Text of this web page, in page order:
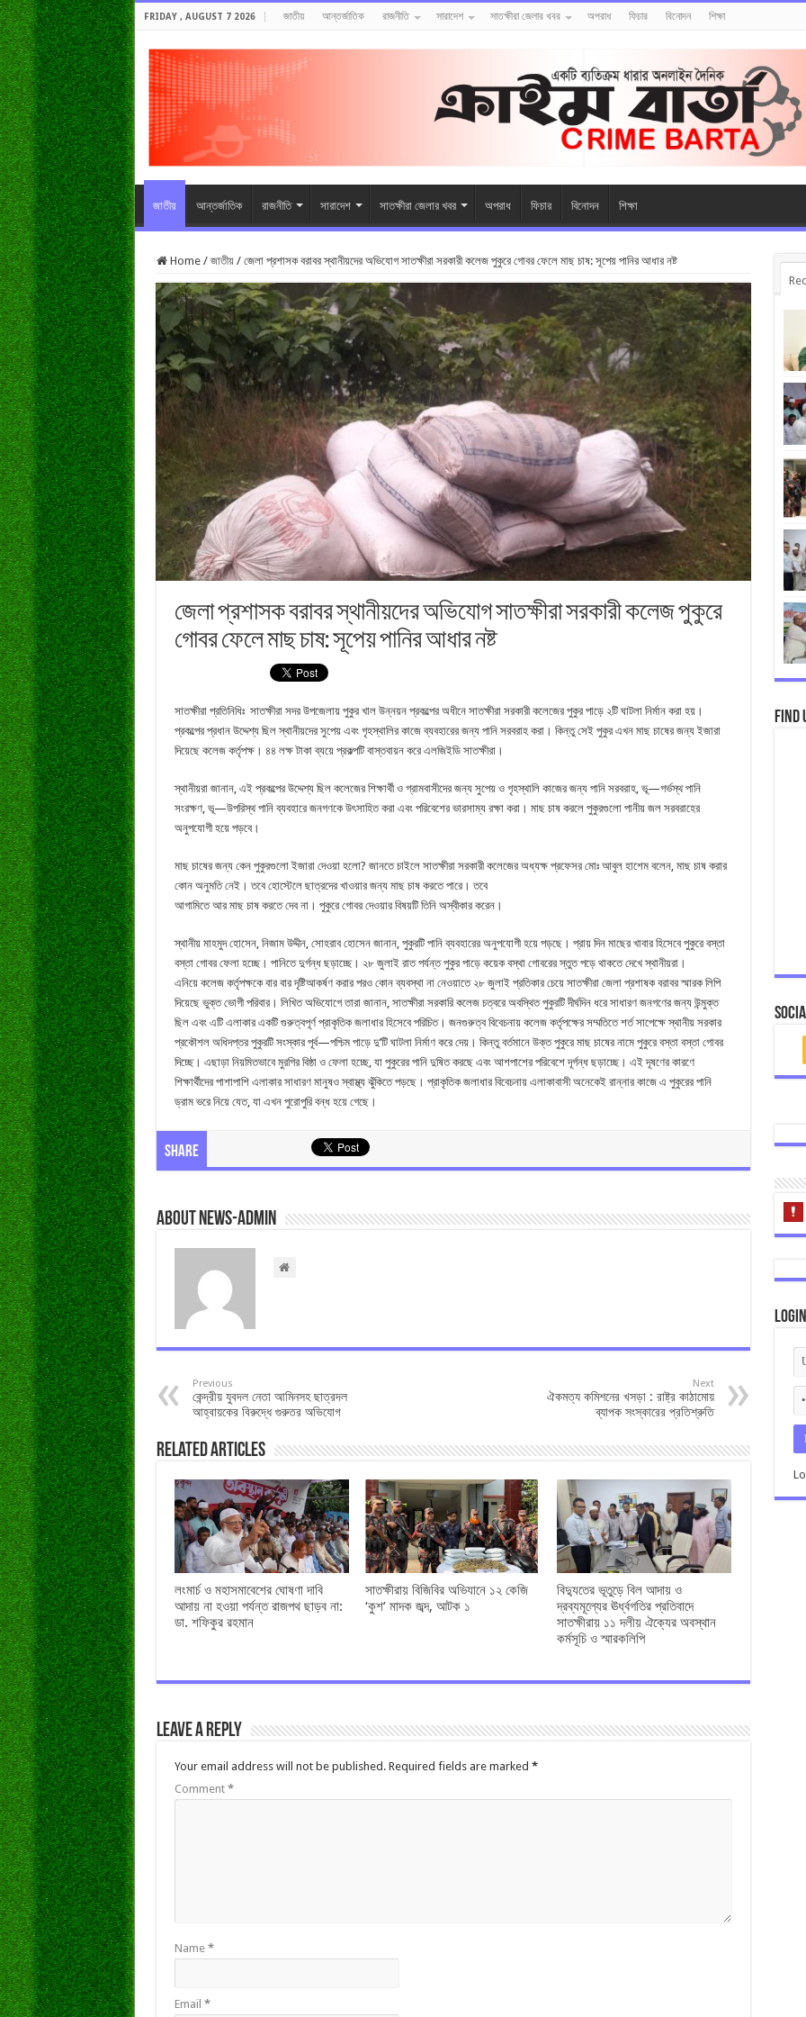
FRIDAY , AUGUST 7 2026 জাতীয় আন্তর্জাতিক রাজনীতি সারাদেশ সাতক্ষীরা জেলার খবর অপরাধ ফিচার বিনোদন শিক্ষা
জাতীয় আন্তর্জাতিক রাজনীতি সারাদেশ সাতক্ষীরা জেলার খবর অপরাধ ফিচার বিনোদন শিক্ষা
Home / জাতীয় / জেলা প্রশাসক বরাবর স্থানীয়দের অভিযোগ সাতক্ষীরা সরকারী কলেজ পুকুরে গোবর ফেলে মাছ চাষ: সূপেয় পানির আধার নষ্ট
জেলা প্রশাসক বরাবর স্থানীয়দের অভিযোগ সাতক্ষীরা সরকারী কলেজ পুকুরে
গোবর ফেলে মাছ চাষ: সূপেয় পানির আধার নষ্ট
সাতক্ষীরা প্রতিনিধিঃ সাতক্ষীরা সদর উপজেলায় পুকুর খাল উন্নয়ন প্রকল্পের অধীনে সাতক্ষীরা সরকারী কলেজের পুকুর পাড়ে ২টি ঘাটলা নির্মান করা হয়।
প্রকল্পের প্রধান উদ্দেশ্য ছিল স্থানীয়দের সুপেয় এবং গৃহস্থালির কাজে ব্যবহারের জন্য পানি সরবরাহ করা। কিন্তু সেই পুকুর এখন মাছ চাষের জন্য ইজারা
দিয়েছে কলেজ কর্তৃপক্ষ। ৪৪ লক্ষ টাকা ব্যয়ে প্রকল্পটি বাস্তবায়ন করে এলজিইডি সাতক্ষীরা।
স্থানীয়রা জানান, এই প্রকল্পের উদ্দেশ্য ছিল কলেজের শিক্ষার্থী ও গ্রামবাসীদের জন্য সুপেয় ও গৃহস্থালি কাজের জন্য পানি সরবরাহ, ভূ—গর্ভস্থ পানি
সংরক্ষণ, ভূ—উপরিস্থ পানি ব্যবহারে জনগণকে উৎসাহিত করা এবং পরিবেশের ভারসাম্য রক্ষা করা। মাছ চাষ করলে পুকুরগুলো পানীয় জল সরবরাহের
অনুপযোগী হয়ে পড়বে।
মাছ চাষের জন্য কেন পুকুরগুলো ইজারা দেওয়া হলো? জানতে চাইলে সাতক্ষীরা সরকারী কলেজের অধ্যক্ষ প্রফেসর মোঃ আবুল হাশেম বলেন, মাছ চাষ করার
কোন অনুমতি নেই। তবে হোস্টেলে ছাত্রদের খাওয়ার জন্য মাছ চাষ করতে পারে। তবে
আগামিতে আর মাছ চাষ করতে দেব না। পুকুরে গোবর দেওয়ার বিষয়টি তিনি অস্বীকার করেন।
স্থানীয় মাহমুদ হোসেন, নিজাম উদ্দীন, সোহরাব হোসেন জানান, পুকুরটি পানি ব্যবহারের অনুপযোগী হয়ে পড়ছে। প্রায় দিন মাছের খাবার হিসেবে পুকুরে বস্তা
বস্তা গোবর ফেলা হচ্ছে। পানিতে দুর্গন্ধ ছড়াচ্ছে। ২৮ জুলাই রাত পর্যন্ত পুকুর পাড়ে কয়েক বস্থা গোবরের স্তুত পড়ে থাকতে দেখে স্থানীয়রা।
এনিয়ে কলেজ কর্তৃপক্ষকে বার বার দৃষ্টিআকর্ষণ করার পরও কোন ব্যবস্থা না নেওয়াতে ২৮ জুলাই প্রতিকার চেয়ে সাতক্ষীরা জেলা প্রশাষক বরাবর স্মারক লিপি
দিয়েছে ভুক্ত ভোগী পরিবার। লিখিত অভিযোগে তারা জানান, সাতক্ষীরা সরকারি কলেজ চত্বরে অবস্থিত পুকুরটি দীর্ঘদিন ধরে সাধারণ জনগণের জন্য উন্মুক্ত
ছিল এবং এটি এলাকার একটি গুরুত্বপূর্ণ প্রাকৃতিক জলাধার হিসেবে পরিচিত। জনগুরুত্ব বিবেচনায় কলেজ কর্তৃপক্ষের সম্মতিতে শর্ত সাপেক্ষে স্থানীয় সরকার
প্রকৌশল অধিদপ্তর পুকুরটি সংস্কার পূর্ব—পশ্চিম পাড়ে দু’টি ঘাটলা নির্মাণ করে দেয়। কিন্তু বর্তমানে উক্ত পুকুরে মাছ চাষের নামে পুকুরে বস্তা বস্তা গোবর
দিচ্ছে। এছাড়া নিয়মিতভাবে মুরগির বিষ্ঠা ও ফেলা হচ্ছে, যা পুকুরের পানি দুষিত করছে এবং আশপাশের পরিবেশে দূর্গন্ধ ছড়াচ্ছে। এই দূষণের কারণে
শিক্ষার্থীদের পাশাপাশি এলাকার সাধারণ মানুষও স্বাস্থ্য ঝুঁকিতে পড়ছে। প্রাকৃতিক জলাধার বিবেচনায় এলাকাবাসী অনেকেই রান্নার কাজে এ পুকুরের পানি
ড্রাম ভরে নিয়ে যেত, যা এখন পুরোপুরি বন্ধ হয়ে গেছে।
Share
About news-admin
Previous
কেন্দ্রীয় যুবদল নেতা আমিনসহ ছাত্রদল
আহ্বায়কের বিরুদ্ধে গুরুতর অভিযোগ
Next
ঐকমত্য কমিশনের খসড়া : রাষ্ট্র কাঠামোয়
ব্যাপক সংস্কারের প্রতিশ্রুতি
Related Articles
লংমার্চ ও মহাসমাবেশের ঘোষণা দাবি
আদায় না হওয়া পর্যন্ত রাজপথ ছাড়ব না:
ডা. শফিকুর রহমান
সাতক্ষীরায় বিজিবির অভিযানে ১২ কেজি
‘কুশ’ মাদক জব্দ, আটক ১
বিদ্যুতের ভূতুড়ে বিল আদায় ও
দ্রব্যমূল্যের ঊর্ধ্বগতির প্রতিবাদে
সাতক্ষীরায় ১১ দলীয় ঐক্যের অবস্থান
কর্মসূচি ও স্মারকলিপি
Leave a Reply
Your email address will not be published. Required fields are marked *
Comment *
Name *
Email *
Find
Login